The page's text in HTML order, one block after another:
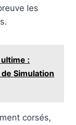
les
:
Simulation
corsés,